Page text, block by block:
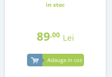
in stoc
89,00 Lei
Adauga in cos